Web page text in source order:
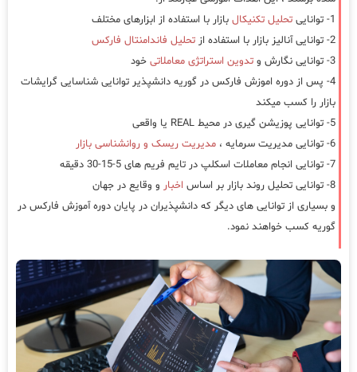
1- توانایی
تحلیل تکنیکال بازار با استفاده از ابزارهای مختلف
2- توانایی آنالیز بازار با استفاده از
تحلیل فاندامنتال فارکس
3- توانایی نگارش و
تدوین استراتژی معاملاتی خود
4- پس از دوره اموزش فارکس در گوریه دانشپذیر توانایی شناسایی گرایشات
بازار را کسب میکند
5- توانایی پوزیشن گیری در محیط REAL یا واقعی
6- توانایی مدیریت سرمایه ،
مدیریت ریسک و روانشناسی بازار
7- توانایی انجام معاملات اسکلپ در تایم فریم های 5-15-30 دقیقه
8- توانایی تحلیل روند بازار بر اساس
اخبار و وقایع در جهان
و بسیاری از توانایی های دیگر که دانشپذیران در پایان دوره آموزش فارکس در
گوریه کسب خواهند نمود.